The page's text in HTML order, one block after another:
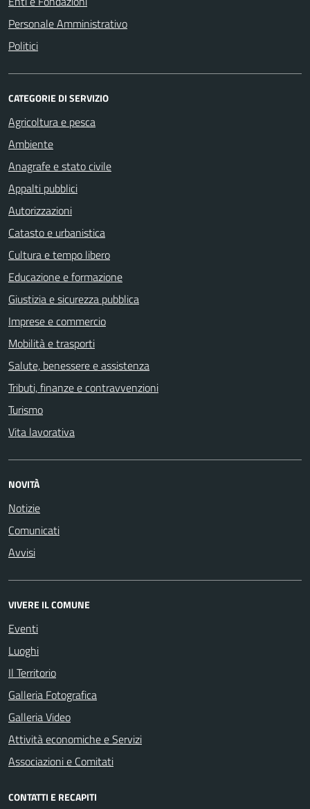
Personale Amministrativo
Politici
CATEGORIE DI SERVIZIO
Agricoltura e pesca
Ambiente
Anagrafe e stato civile
Appalti pubblici
Autorizzazioni
Catasto e urbanistica
Cultura e tempo libero
Educazione e formazione
Giustizia e sicurezza pubblica
Imprese e commercio
Mobilità e trasporti
Salute, benessere e assistenza
Tributi, finanze e contravvenzioni
Turismo
Vita lavorativa
NOVITÀ
Notizie
Comunicati
Avvisi
VIVERE IL COMUNE
Eventi
Luoghi
Il Territorio
Galleria Fotografica
Galleria Video
Attività economiche e Servizi
Associazioni e Comitati
CONTATTI E RECAPITI